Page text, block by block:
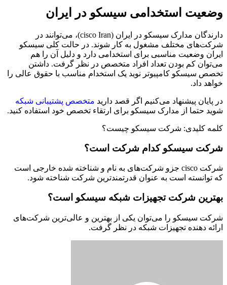
وضعیت استخدامی سیسکو در ایران
دارندگان مدارک سیسکو در ایران (cisco Iran)، می‌توانند در
شرکت‌های مختلف مشغول به کار شوند. در حالت کلی سیسکو
ایران وضعیت مناسبی برای استخدامی دارد و دلیل آن را هم
می‌توان کم بودن تعداد افراد متخصص در نظر گرفت. داشتن
تخصص سیسکو کامپیوتر نوید یک استخدام مناسب با حقوق عالی را
خواهد داد.
در پایان پیشنهاد می‌کنیم اگر قصد دارید متخصص پشتیبانی شبکه
شوید حتما از مدارک سیسکو برای ارتقاء تخصص خود استفاده کنید.
کلمه کلیدی: شرکت سیسکو چیست؟
شرکت سیسکو کدام شرکت است؟
شرکت cisco جزو شرکت‌های به نام و شناخته شده خارجی است
که توانسته است به عنوان قدرتمندترین شرکت شناخته شود.
بهترین شرکت تجهیزات شبکه سیسکو است؟
شرکت سیسکو را می‌توان یکی از بهترین و عالی‌ترین شرکت‌های
ارائه دهنده تجهیزات شبکه در نظر گرفت.